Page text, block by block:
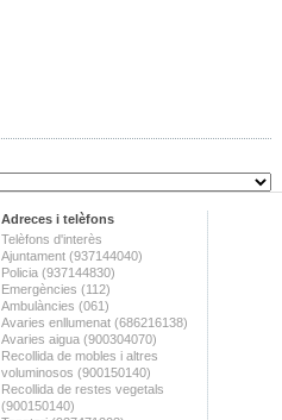
Adreces i telèfons
Telèfons d'interès
Ajuntament (937144040)
Policia (937144830)
Emergències (112)
Ambulàncies (061)
Avaries enllumenat (686216138)
Avaries aigua (900304070)
Recollida de mobles i altres
voluminosos (900150140)
Recollida de restes vegetals
(900150140)